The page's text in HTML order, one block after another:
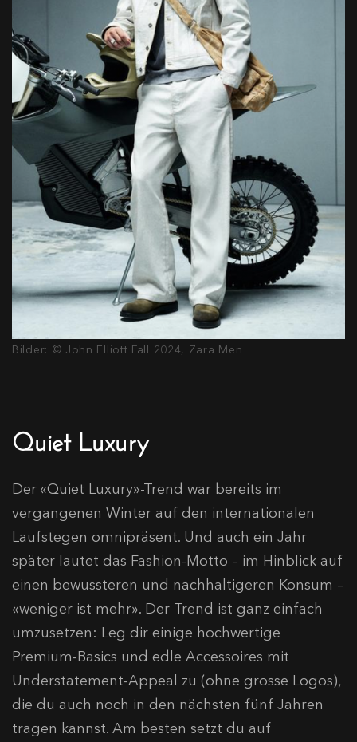
Bilder: © John Elliott Fall 2024, Zara Men
Quiet Luxury
Der «Quiet Luxury»-Trend war bereits im
vergangenen Winter auf den internationalen
Laufstegen omnipräsent. Und auch ein Jahr
später lautet das Fashion-Motto – im Hinblick auf
einen bewussteren und nachhaltigeren Konsum –
«weniger ist mehr». Der Trend ist ganz einfach
umzusetzen: Leg dir einige hochwertige
Premium-Basics und edle Accessoires mit
Understatement-Appeal zu (ohne grosse Logos),
die du auch noch in den nächsten fünf Jahren
tragen kannst. Am besten setzt du auf